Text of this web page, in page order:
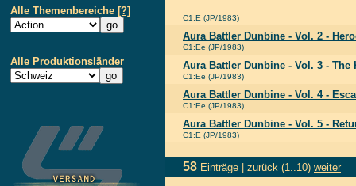
Alle Themenbereiche [?]
Alle Produktionsländer
C1:E (JP/1983)
Aura Battler Dunbine - Vol. 2 -
C1:Ee (JP/1983)
Aura Battler Dunbine - Vol. 3 -
C1:Ee (JP/1983)
Aura Battler Dunbine - Vol. 4 -
C1:Ee (JP/1983)
Aura Battler Dunbine - Vol. 5 -
C1:E (JP/1983)
58 Einträge | zurück (1..10) weiter